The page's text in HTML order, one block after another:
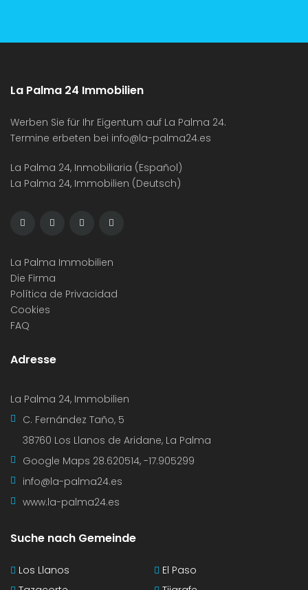
La Palma 24 Immobilien
Werben Sie für Ihr Eigentum auf La Palma 24.
Termine erbeten bei info@la-palma24.es
La Palma 24, Inmobiliaria (Español)
La Palma 24, Immobilien (Deutsch)
La Palma Immobilien
Die Firma
Política de Privacidad
Cookies
FAQ
Adresse
La Palma 24, Immobilien
C. Fernández Taño, 5
38760 Los Llanos de Aridane, La Palma
Google Maps 28.620514, -17.905299
info@la-palma24.es
www.la-palma24.es
Suche nach Gemeinde
Los Llanos
El Paso